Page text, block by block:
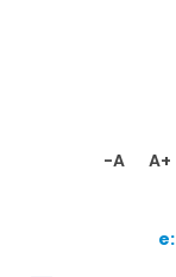
-A A+
e: